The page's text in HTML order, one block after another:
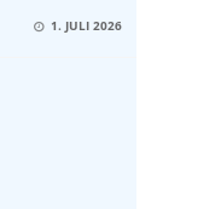
1. JULI 2026